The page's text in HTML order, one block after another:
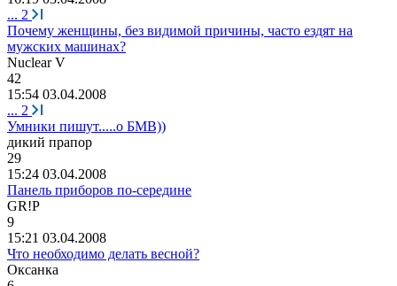
... 2
Почему женщины, без видимой причины, часто ездят на
мужских машинах?
Nuclear V
42
15:54 03.04.2008
... 2
Умники пишут.....о БМВ))
дикий прапор
29
15:24 03.04.2008
Панель приборов по-середине
GR!P
9
15:21 03.04.2008
Что необходимо делать весной?
Оксанка